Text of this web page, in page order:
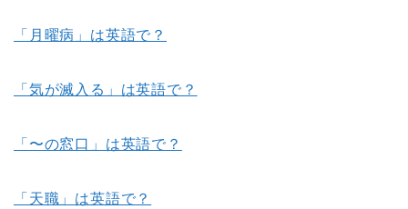
「月曜病」は英語で？
「気が滅入る」は英語で？
「〜の窓口」は英語で？
「天職」は英語で？